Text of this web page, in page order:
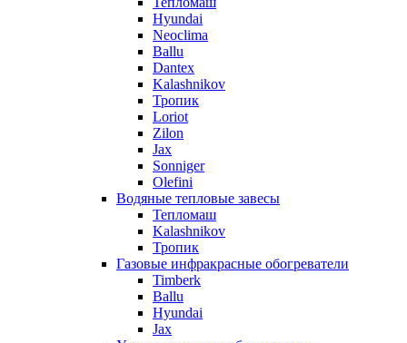
Hyundai
Neoclima
Ballu
Dantex
Kalashnikov
Тропик
Loriot
Zilon
Jax
Sonniger
Olefini
Водяные тепловые завесы
Тепломаш
Kalashnikov
Тропик
Газовые инфракрасные обогреватели
Timberk
Ballu
Hyundai
Jax